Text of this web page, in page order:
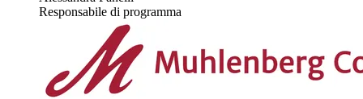
Responsabile di programma